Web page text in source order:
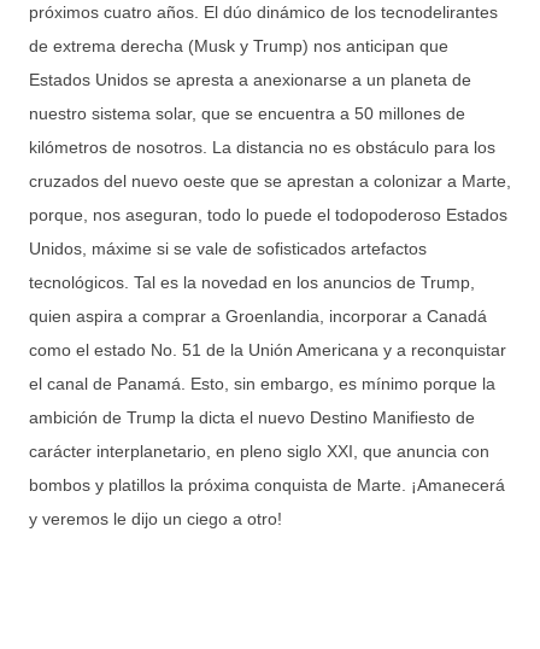
próximos cuatro años. El dúo dinámico de los tecnodelirantes
de extrema derecha (Musk y Trump) nos anticipan que
Estados Unidos se apresta a anexionarse a un planeta de
nuestro sistema solar, que se encuentra a 50 millones de
kilómetros de nosotros. La distancia no es obstáculo para los
cruzados del nuevo oeste que se aprestan a colonizar a Marte,
porque, nos aseguran, todo lo puede el todopoderoso Estados
Unidos, máxime si se vale de sofisticados artefactos
tecnológicos. Tal es la novedad en los anuncios de Trump,
quien aspira a comprar a Groenlandia, incorporar a Canadá
como el estado No. 51 de la Unión Americana y a reconquistar
el canal de Panamá. Esto, sin embargo, es mínimo porque la
ambición de Trump la dicta el nuevo Destino Manifiesto de
carácter interplanetario, en pleno siglo XXI, que anuncia con
bombos y platillos la próxima conquista de Marte. ¡Amanecerá
y veremos le dijo un ciego a otro!